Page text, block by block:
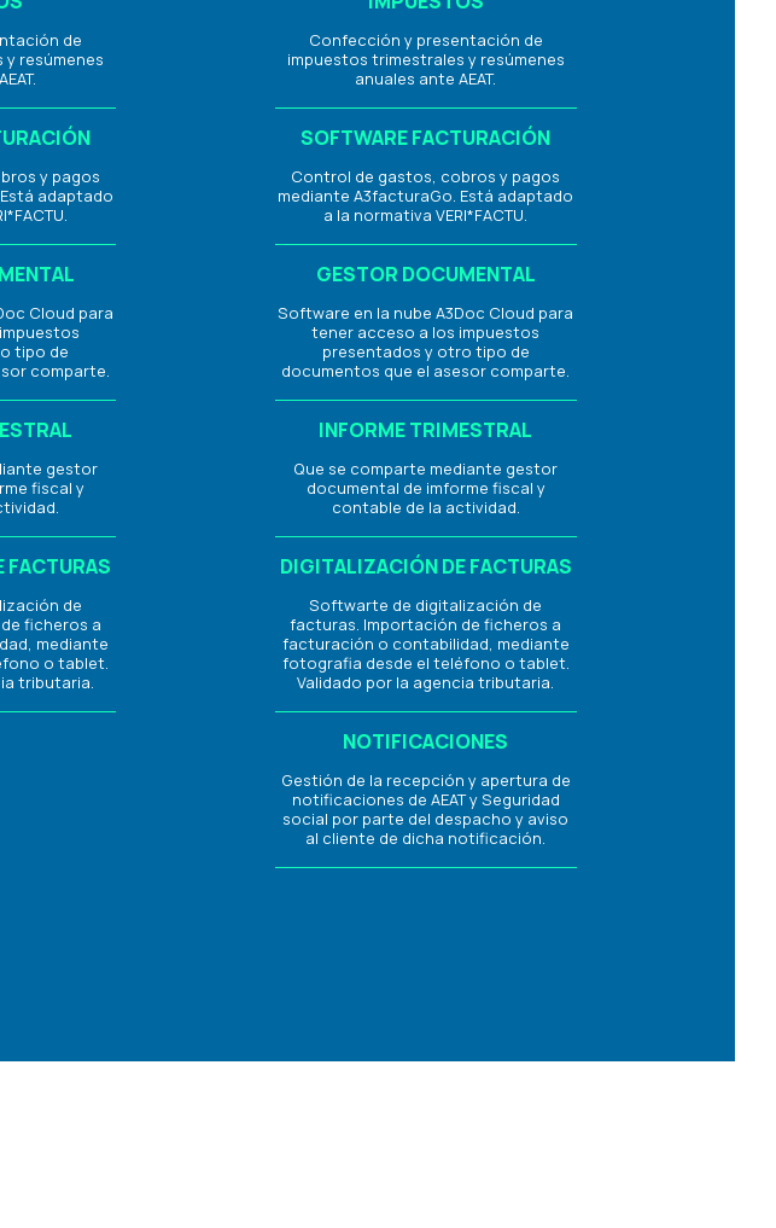
de
resúmenes
y pagos
adaptado
Cloud para
tipo de
comparte.
gestor
fiscal y
FACTURAS
de
ficheros a
mediante
o tablet.
tributaria.
Confección y presentación de
impuestos trimestrales y resúmenes
anuales ante AEAT.
SOFTWARE FACTURACIÓN
Control de gastos, cobros y pagos
mediante A3facturaGo. Está adaptado
a la normativa VERI*FACTU.
GESTOR DOCUMENTAL
Software en la nube A3Doc Cloud para
tener acceso a los impuestos
presentados y otro tipo de
documentos que el asesor comparte.
INFORME TRIMESTRAL
Que se comparte mediante gestor
documental de imforme fiscal y
contable de la actividad.
DIGITALIZACIÓN DE FACTURAS
Softwarte de digitalización de
facturas. Importación de ficheros a
facturación o contabilidad, mediante
fotografia desde el teléfono o tablet.
Validado por la agencia tributaria.
NOTIFICACIONES
Gestión de la recepción y apertura de
notificaciones de AEAT y Seguridad
social por parte del despacho y aviso
al cliente de dicha notificación.